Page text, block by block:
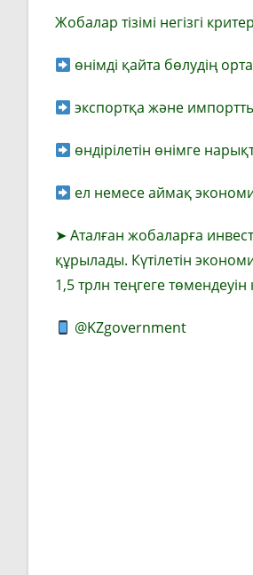
Жобалар тізімі негізгі
өнімді қайта бөлудің
экспортқа және
өндірілетін өнімге
ел немесе аймақ
➤ Аталған жобаларға
құрылады. Күтілетін
1,5 трлн теңгеге
@KZgovernment